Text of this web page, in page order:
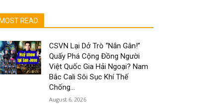
MOST READ
CSVN Lại Dở Trò “Nắn Gân!”
Quấy Phá Cộng Đồng Người
Việt Quốc Gia Hải Ngoại? Nam
Bắc Cali Sôi Sục Khí Thế
Chống...
August 6, 2026